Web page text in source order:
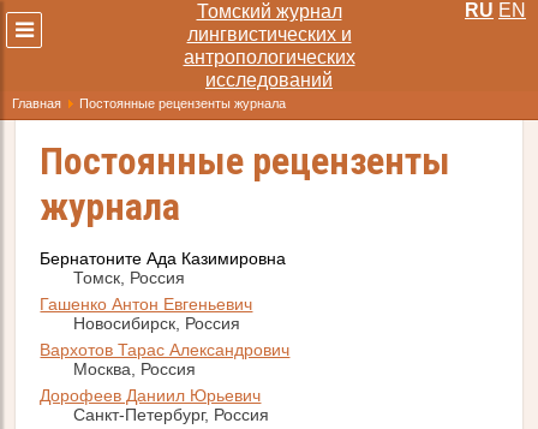
Томский журнал
лингвистических и
антропологических
исследований
Развернуть
меню
RU EN
Главная Постоянные рецензенты журнала
Постоянные рецензенты
журнала
Бернатоните Ада Казимировна
Томск, Россия
Гашенко Антон Евгеньевич
Новосибирск, Россия
Вархотов Тарас Александрович
Москва, Россия
Дорофеев Даниил Юрьевич
Санкт-Петербург, Россия